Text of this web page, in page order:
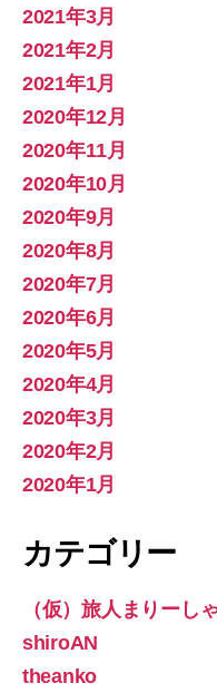
2021年3月
2021年2月
2021年1月
2020年12月
2020年11月
2020年10月
2020年9月
2020年8月
2020年7月
2020年6月
2020年5月
2020年4月
2020年3月
2020年2月
2020年1月
カテゴリー
（仮）旅人まりーし
shiroAN
theanko